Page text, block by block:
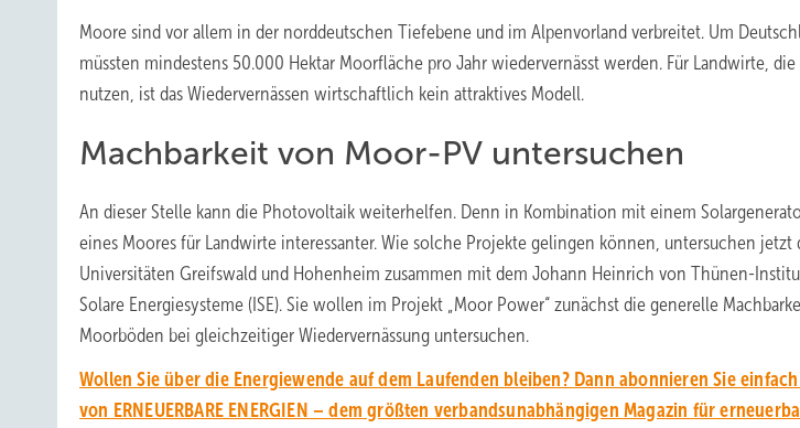
Moore sind vor allem in der norddeutschen Tiefebene und im Alpenvorland verbreitet. Um
müssten mindestens 50.000 Hektar Moorfläche pro Jahr wiedervernässt werden. Für Landwirte,
nutzen, ist das Wiedervernässen wirtschaftlich kein attraktives Modell.
Machbarkeit von Moor-PV untersuchen
An dieser Stelle kann die Photovoltaik weiterhelfen. Denn in Kombination mit einem
eines Moores für Landwirte interessanter. Wie solche Projekte gelingen können, untersuchen jetzt
Universitäten Greifswald und Hohenheim zusammen mit dem Johann Heinrich von Thünen-
Solare Energiesysteme (ISE). Sie wollen im Projekt „Moor Power“ zunächst die generelle
Moorböden bei gleichzeitiger Wiedervernässung untersuchen.
Wollen Sie über die Energiewende auf dem Laufenden bleiben? Dann abonnieren Sie
von ERNEUERBARE ENERGIEN – dem größten verbandsunabhängigen Magazin für